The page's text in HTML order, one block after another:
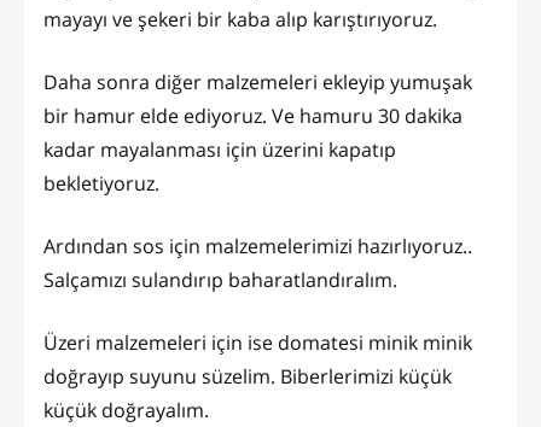
mayayı ve şekeri bir kaba alıp karıştırıyoruz.
Daha sonra diğer malzemeleri ekleyip yumuşak
bir hamur elde ediyoruz. Ve hamuru 30 dakika
kadar mayalanması için üzerini kapatıp
bekletiyoruz.
Ardından sos için malzemelerimizi hazırlıyoruz..
Salçamızı sulandırıp baharatlandıralım.
Üzeri malzemeleri için ise domatesi minik minik
doğrayıp suyunu süzelim. Biberlerimizi küçük
küçük doğrayalım.